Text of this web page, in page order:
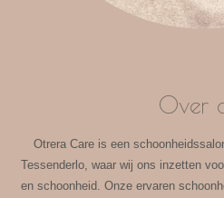
Over
Otrera Care is een
Tessenderlo, waar wij ons inzetten
en schoonheid. Onze ervaren